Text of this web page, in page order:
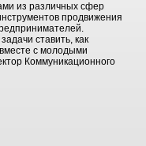
из различных сфер
продвижения
ставить, как
с молодыми
Коммуникационного